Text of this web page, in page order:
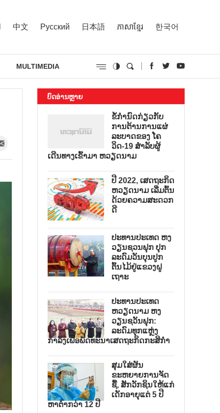
中文 Русский 日本語 ភាសាខ្មែរ 한국어
MULTIMEDIA
ບົດອ່ານຫຼາຍ
ຂໍ້ກຳນົດກ່ຽວກັບ
ການຕ້ານການແຜ່
ລະບາດຂອງ ໂຄ
ວິດ-19 ສຳລັບຜູ້
ເດີນທາງເຂົ້າມາ ຫວຽດນາມ
ປີ 2022, ເສດຖະກິດ
ຫວຽດນາມ ເລີ່ມຕົ້ນ
ດ້ວຍຄວາມສະດວກ
ດີ
ປະທານປະເທດ ຫງ
ວຽນຊວນຟຸກ ປຸກ
ລະດົມວັນບຸນປູກ
ຕົ້ນໄມ້ຢູ່ແຂວງຝູ
ເຖາະ
ປະທານປະເທດ
ຫວຽດນາມ ຫງ
ວຽນຊວັນຟຸກ:
ລະດົມທຸກແຫຼ່ງ
ກຳລັງເພື່ອພັດທະນາເສດຖະກິດກະສິກຳ
ສຸມໃສ່ຜັນ
ຂະຫຍາຍການຈັດ
ຊື້, ສັກວັກຊິນໃຫ້ແກ່
ເດັກອາຍຸແຕ່ 5 ປີ
ຫາຕ່ຳກວ່າ 12 ປີ